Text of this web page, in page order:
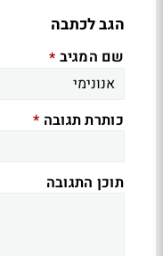
הגב לכתבה
שם המגיב *
כותרת תגובה *
תוכן התגובה